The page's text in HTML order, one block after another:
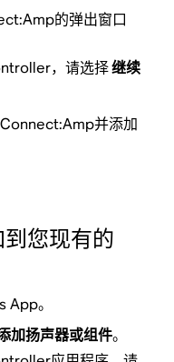
的弹出窗口
，请选择继续
并添加
您现有的
。
加扬声器或组件。